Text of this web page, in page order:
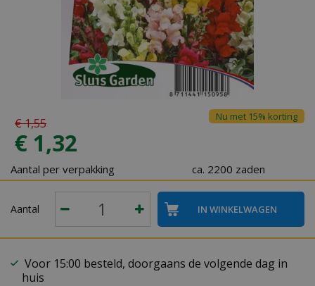
€1,55
€ 1,32
Nu met 15% korting
Aantal per verpakking ca. 2200 zaden
Aantal
Voor 15:00 besteld, doorgaans de volgende dag in
huis